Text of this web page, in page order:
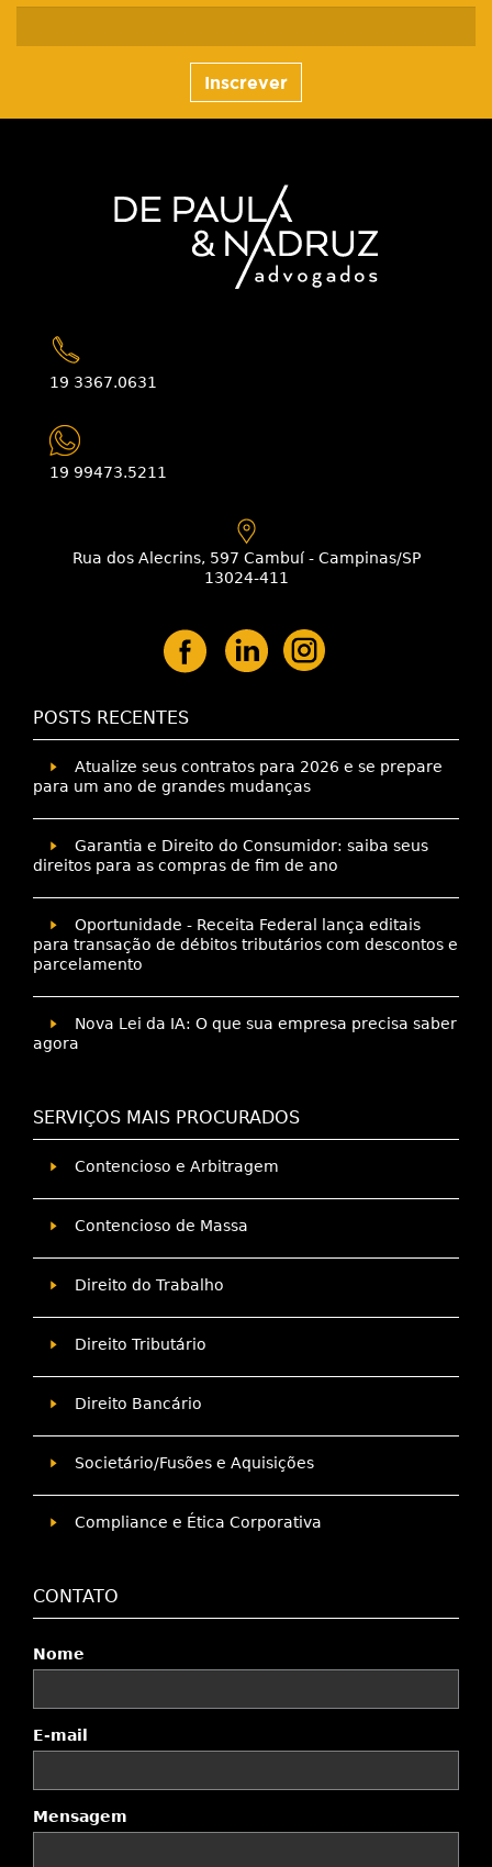
Inscrever
19 3367.0631
19 99473.5211
Rua dos Alecrins, 597 Cambuí - Campinas/SP
13024-411
POSTS RECENTES
Atualize seus contratos para 2026 e se prepare
para um ano de grandes mudanças
Garantia e Direito do Consumidor: saiba seus
direitos para as compras de fim de ano
Oportunidade - Receita Federal lança editais
para transação de débitos tributários com descontos e
parcelamento
Nova Lei da IA: O que sua empresa precisa saber
agora
SERVIÇOS MAIS PROCURADOS
Contencioso e Arbitragem
Contencioso de Massa
Direito do Trabalho
Direito Tributário
Direito Bancário
Societário/Fusões e Aquisições
Compliance e Ética Corporativa
CONTATO
Nome
E-mail
Mensagem